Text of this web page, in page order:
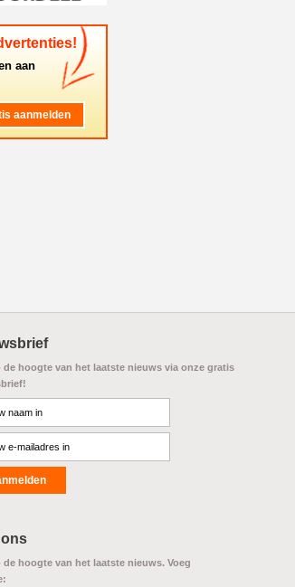
aan
de hoogte van het laatste nieuws via onze gratis
hoogte van het laatste nieuws. Voeg